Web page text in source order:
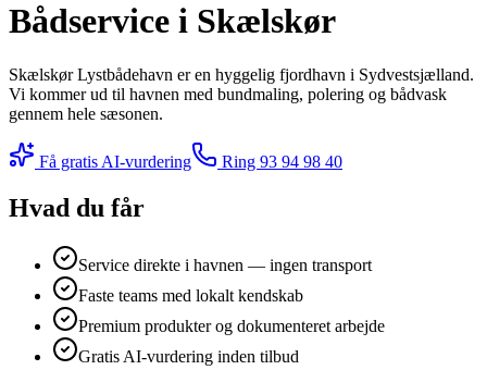
Bådservice i Skælskør
Skælskør Lystbådehavn er en hyggelig fjordhavn i Sydvestsjælland.
Vi kommer ud til havnen med bundmaling, polering og bådvask
gennem hele sæsonen.
Få gratis AI-vurdering Ring 93 94 98 40
Hvad du får
Service direkte i havnen — ingen transport
Faste teams med lokalt kendskab
Premium produkter og dokumenteret arbejde
Gratis AI-vurdering inden tilbud